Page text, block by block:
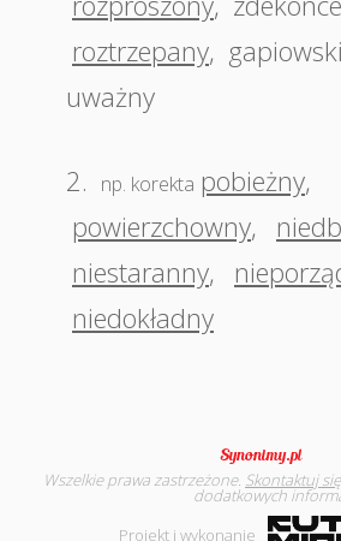
roztrzepany, gapiowski
uważny
2. np. korekta pobieżny,
powierzchowny,
niestaranny,
niedokładny
Wszelkie prawa zastrzeżone. Skontaktuj się
dodatkowych
Projekt i wykonanie